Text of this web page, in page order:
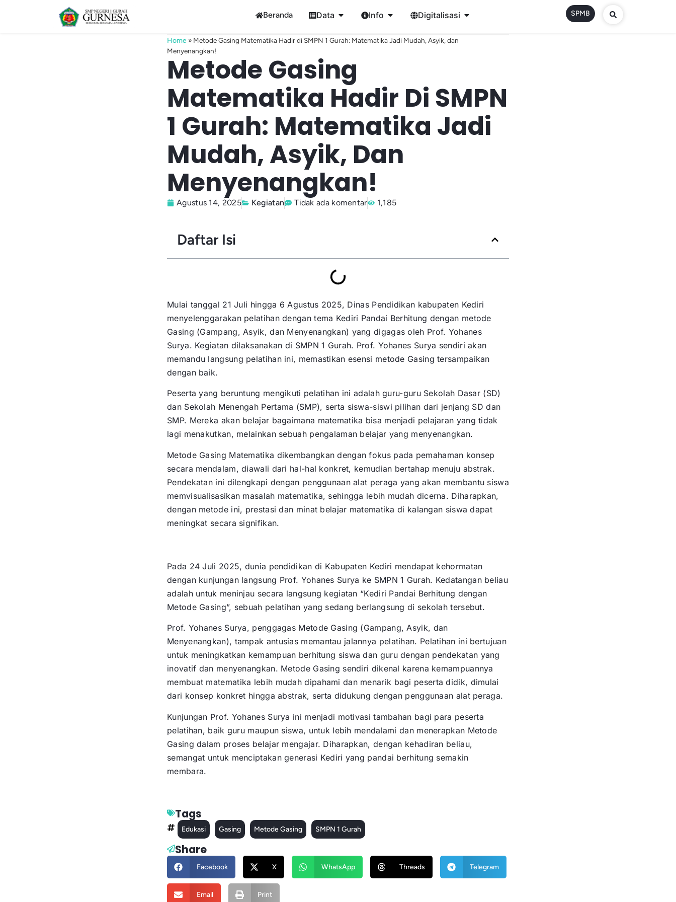
Beranda Data Info Digitalisasi SPMB
Home » Metode Gasing Matematika Hadir di SMPN 1 Gurah: Matematika Jadi Mudah, Asyik, dan
Menyenangkan!
Metode Gasing
Matematika Hadir Di SMPN
1 Gurah: Matematika Jadi
Mudah, Asyik, Dan
Menyenangkan!
Agustus 14, 2025 Kegiatan Tidak ada komentar 1,185
Daftar Isi
Mulai tanggal 21 Juli hingga 6 Agustus 2025, Dinas Pendidikan kabupaten Kediri
menyelenggarakan pelatihan dengan tema Kediri Pandai Berhitung dengan metode
Gasing (Gampang, Asyik, dan Menyenangkan) yang digagas oleh Prof. Yohanes
Surya. Kegiatan dilaksanakan di SMPN 1 Gurah. Prof. Yohanes Surya sendiri akan
memandu langsung pelatihan ini, memastikan esensi metode Gasing tersampaikan
dengan baik.
Peserta yang beruntung mengikuti pelatihan ini adalah guru-guru Sekolah Dasar (SD)
dan Sekolah Menengah Pertama (SMP), serta siswa-siswi pilihan dari jenjang SD dan
SMP. Mereka akan belajar bagaimana matematika bisa menjadi pelajaran yang tidak
lagi menakutkan, melainkan sebuah pengalaman belajar yang menyenangkan.
Metode Gasing Matematika dikembangkan dengan fokus pada pemahaman konsep
secara mendalam, diawali dari hal-hal konkret, kemudian bertahap menuju abstrak.
Pendekatan ini dilengkapi dengan penggunaan alat peraga yang akan membantu siswa
memvisualisasikan masalah matematika, sehingga lebih mudah dicerna. Diharapkan,
dengan metode ini, prestasi dan minat belajar matematika di kalangan siswa dapat
meningkat secara signifikan.
Pada 24 Juli 2025, dunia pendidikan di Kabupaten Kediri mendapat kehormatan
dengan kunjungan langsung Prof. Yohanes Surya ke SMPN 1 Gurah. Kedatangan beliau
adalah untuk meninjau secara langsung kegiatan “Kediri Pandai Berhitung dengan
Metode Gasing”, sebuah pelatihan yang sedang berlangsung di sekolah tersebut.
Prof. Yohanes Surya, penggagas Metode Gasing (Gampang, Asyik, dan
Menyenangkan), tampak antusias memantau jalannya pelatihan. Pelatihan ini bertujuan
untuk meningkatkan kemampuan berhitung siswa dan guru dengan pendekatan yang
inovatif dan menyenangkan. Metode Gasing sendiri dikenal karena kemampuannya
membuat matematika lebih mudah dipahami dan menarik bagi peserta didik, dimulai
dari konsep konkret hingga abstrak, serta didukung dengan penggunaan alat peraga.
Kunjungan Prof. Yohanes Surya ini menjadi motivasi tambahan bagi para peserta
pelatihan, baik guru maupun siswa, untuk lebih mendalami dan menerapkan Metode
Gasing dalam proses belajar mengajar. Diharapkan, dengan kehadiran beliau,
semangat untuk menciptakan generasi Kediri yang pandai berhitung semakin
membara.
Tags
Edukasi Gasing Metode Gasing SMPN 1 Gurah
Share
Facebook X WhatsApp Threads Telegram
Email Print